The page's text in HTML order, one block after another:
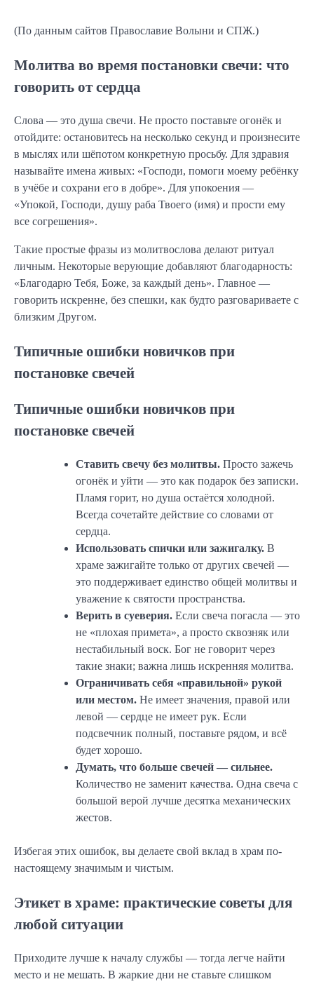
(По данным сайтов Православие Волыни и СПЖ.)
Молитва во время постановки свечи: что
говорить от сердца
Слова — это душа свечи. Не просто поставьте огонёк и
отойдите: остановитесь на несколько секунд и произнесите
в мыслях или шёпотом конкретную просьбу. Для здравия
называйте имена живых: «Господи, помоги моему ребёнку
в учёбе и сохрани его в добре». Для упокоения —
«Упокой, Господи, душу раба Твоего (имя) и прости ему
все согрешения».
Такие простые фразы из молитвослова делают ритуал
личным. Некоторые верующие добавляют благодарность:
«Благодарю Тебя, Боже, за каждый день». Главное —
говорить искренне, без спешки, как будто разговариваете с
близким Другом.
Типичные ошибки новичков при
постановке свечей
Типичные ошибки новичков при
постановке свечей
Ставить свечу без молитвы. Просто зажечь
огонёк и уйти — это как подарок без записки.
Пламя горит, но душа остаётся холодной.
Всегда сочетайте действие со словами от
сердца.
Использовать спички или зажигалку. В
храме зажигайте только от других свечей —
это поддерживает единство общей молитвы и
уважение к святости пространства.
Верить в суеверия. Если свеча погасла — это
не «плохая примета», а просто сквозняк или
нестабильный воск. Бог не говорит через
такие знаки; важна лишь искренняя молитва.
Ограничивать себя «правильной» рукой
или местом. Не имеет значения, правой или
левой — сердце не имеет рук. Если
подсвечник полный, поставьте рядом, и всё
будет хорошо.
Думать, что больше свечей — сильнее.
Количество не заменит качества. Одна свеча с
большой верой лучше десятка механических
жестов.
Избегая этих ошибок, вы делаете свой вклад в храм по-
настоящему значимым и чистым.
Этикет в храме: практические советы для
любой ситуации
Приходите лучше к началу службы — тогда легче найти
место и не мешать. В жаркие дни не ставьте слишком